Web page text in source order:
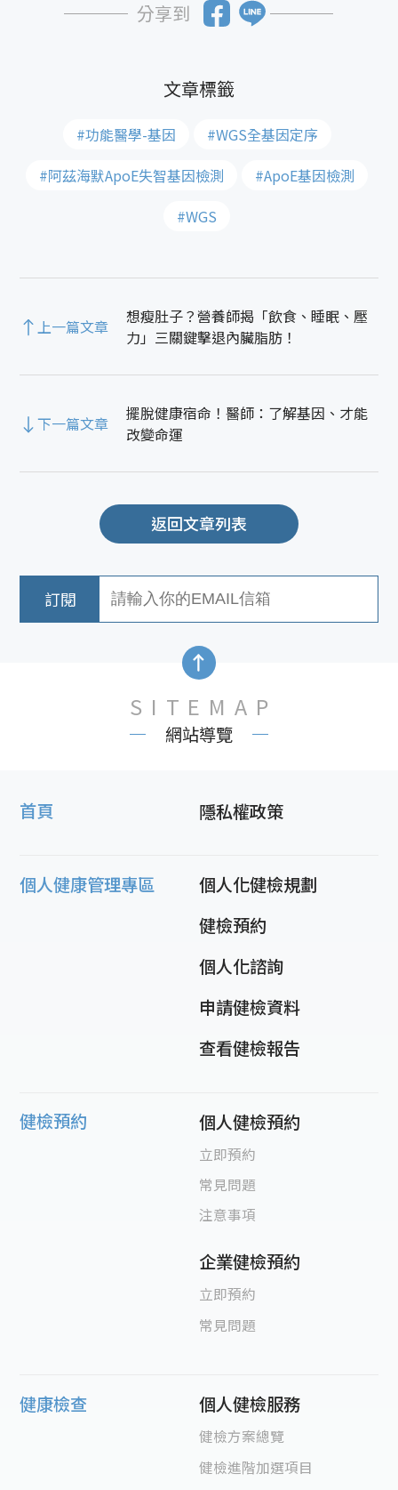
分享到
#功能醫學-基因
#WGS全基因定序
#阿茲海默ApoE失智基因檢測
#ApoE基因檢測
#WGS
上一篇文章
想瘦肚子？營養師揭「飲食、睡眠、壓
力」三關鍵擊退內臟脂肪！
下一篇文章
擺脫健康宿命！醫師：了解基因、才能
改變命運
返回文章列表
SITEMAP
網站導覽
首頁 隱私權政策
個人健康管理專區
個人化健檢規劃
健檢預約
個人化諮詢
申請健檢資料
查看健檢報告
健檢預約 個人健檢預約
立即預約
常見問題
注意事項
企業健檢預約
立即預約
常見問題
健康檢查 個人健檢服務
健檢方案總覽
健檢進階加選項目